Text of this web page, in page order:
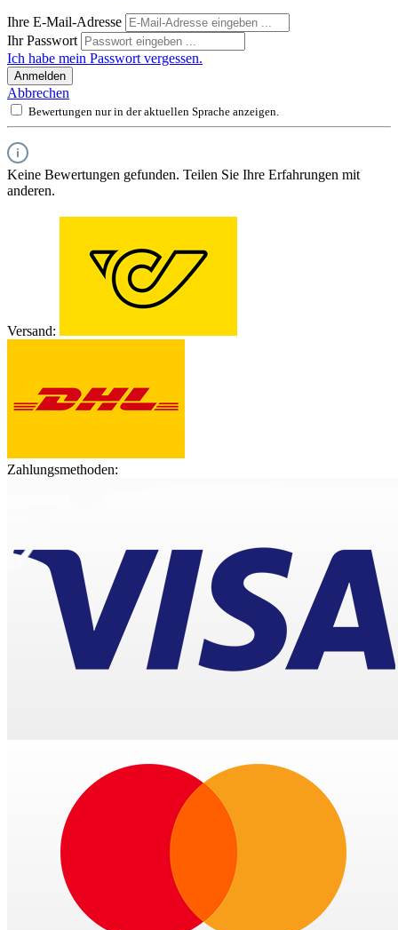
Ihre E-Mail-Adresse
Ihr Passwort
Ich habe mein Passwort vergessen.
Anmelden
Abbrechen
Bewertungen nur in der aktuellen Sprache anzeigen.
Keine Bewertungen gefunden. Teilen Sie Ihre Erfahrungen mit
anderen.
Versand:
Zahlungsmethoden: